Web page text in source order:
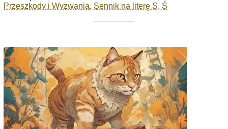
Przeszkody i Wyzwania, Sennik na literę S, Ś